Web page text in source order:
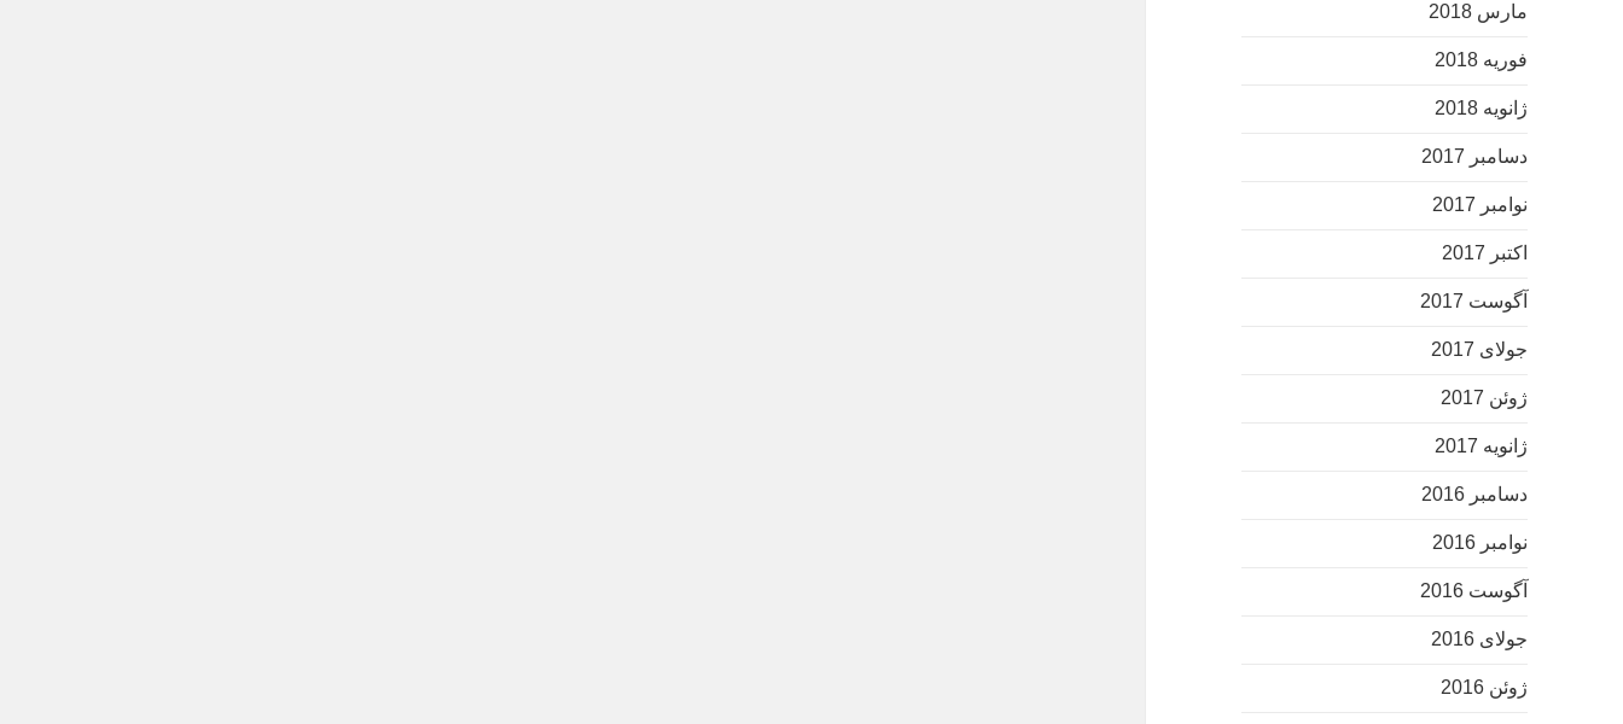
مارس 2018
فوریه 2018
ژانویه 2018
دسامبر 2017
نوامبر 2017
اکتبر 2017
آگوست 2017
جولای 2017
ژوئن 2017
ژانویه 2017
دسامبر 2016
نوامبر 2016
آگوست 2016
جولای 2016
ژوئن 2016